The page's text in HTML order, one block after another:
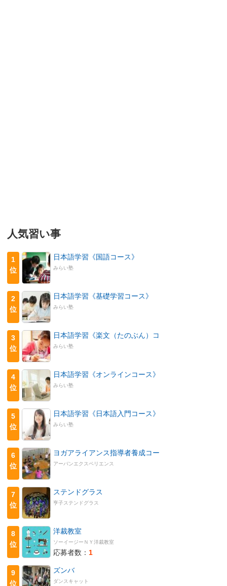
人気習い事
1
位
日本語学習《国語コース》
みらい塾
2
位
日本語学習《基礎学習コース》
みらい塾
3
位
日本語学習《楽文（たのぶん）コ
みらい塾
4
位
日本語学習《オンラインコース》
みらい塾
5
位
日本語学習《日本語入門コース》
みらい塾
6
位
ヨガアライアンス指導者養成コー
アーバンエクスペリエンス
7
位
ステンドグラス
亨子ステンドグラス
8
位
洋裁教室
ソーイージーＮＹ洋裁教室
応募者数： 1
9
位
ズンバ
ダンスキャット